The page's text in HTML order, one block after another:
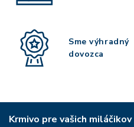
Sme výhradný
dovozca
Krmivo pre vašich miláčikov